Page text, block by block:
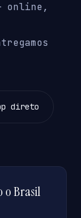
online,
direto
o Brasil